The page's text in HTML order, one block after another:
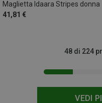
Maglietta Idaara Stripes donna
41,81 €
VEDI
48 di 224